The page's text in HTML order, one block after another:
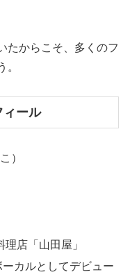
たからこそ、多くのフ
。
ール
）
店「山田屋」
カルとしてデビュー